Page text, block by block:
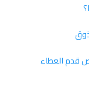
قدم العطاء